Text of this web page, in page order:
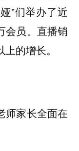
”们举办了近
会员。直播销
的增长。
师家长全面在